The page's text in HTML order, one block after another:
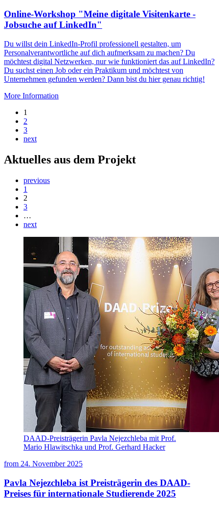
Online-Workshop "Meine digitale Visitenkarte -
Jobsuche auf LinkedIn"
Du willst dein LinkedIn-Profil professionell gestalten, um
Personalverantwortliche auf dich aufmerksam zu machen? Du
möchtest digital Netzwerken, nur wie funktioniert das auf LinkedIn?
Du suchst einen Job oder ein Praktikum und möchtest von
Unternehmen gefunden werden? Dann bist du hier genau richtig!
More Information
1
2
3
next
Aktuelles aus dem Projekt
previous
1
2
3
…
next
DAAD-Preisträgerin Pavla Nejezchleba mit Prof.
Mario Hlawitschka und Prof. Gerhard Hacker
from 24. November 2025
Pavla Nejezchleba ist Preisträgerin des DAAD-
Preises für internationale Studierende 2025